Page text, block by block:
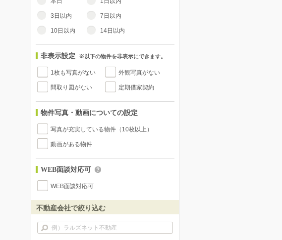
3日以内 7日以内
10日以内 14日以内
非表示設定 ※以下の物件を非表示にできます。
1枚も写真がない 外観写真がない
間取り図がない 定期借家契約
物件写真・動画についての設定
写真が充実している物件（10枚以上）
動画がある物件
WEB面談対応可
WEB面談対応可
不動産会社で絞り込む